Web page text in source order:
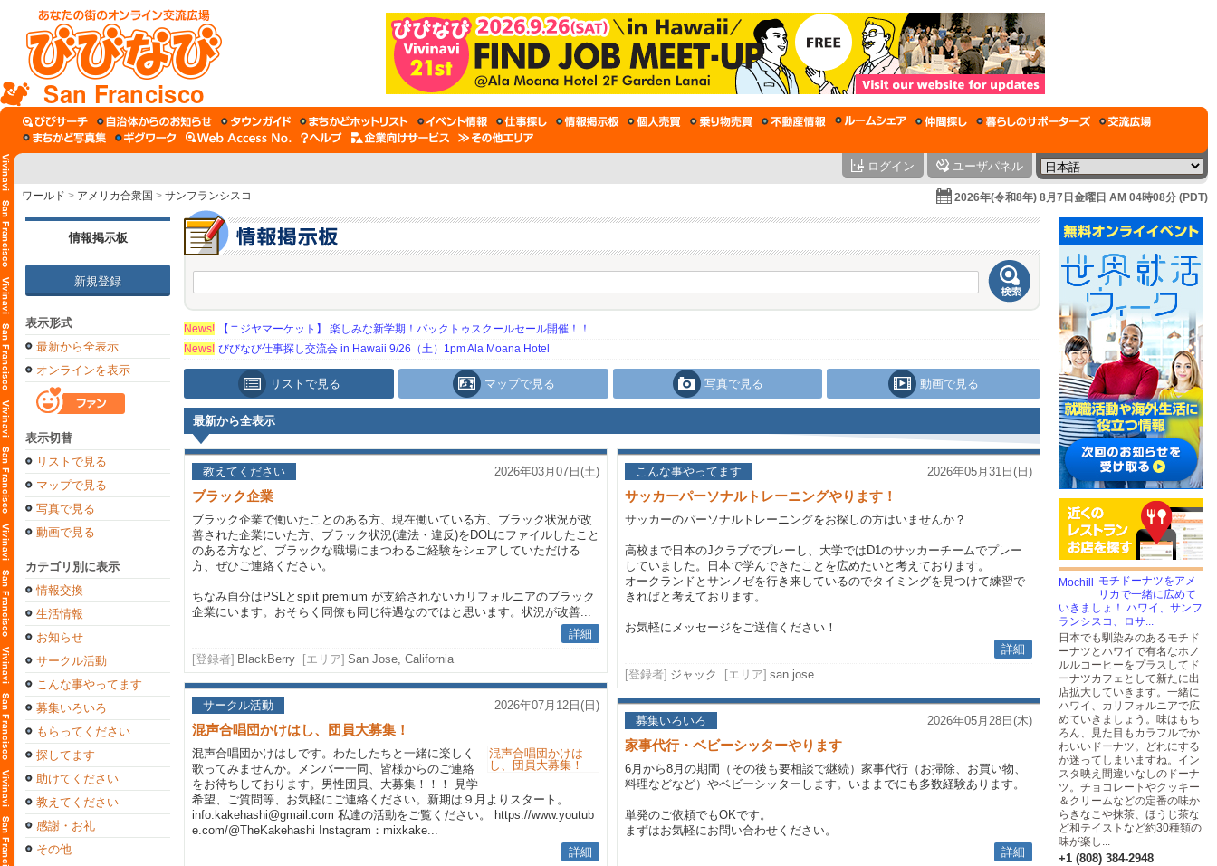
San Francisco
ログイン ユーザパネル
ワールド > アメリカ合衆国 > サンフランシスコ 2026年(令和8年) 8月7日金曜日 AM 04時08分 (PDT)
情報掲示板
新規登録
表示形式
最新から全表示
オンラインを表示
表示切替
リストで見る
マップで見る
写真で見る
動画で見る
カテゴリ別に表示
情報交換
生活情報
お知らせ
サークル活動
こんな事やってます
募集いろいろ
もらってください
探してます
助けてください
教えてください
感謝・お礼
その他
News!
【ニジヤマーケット】 楽しみな新学期！バックトゥスクールセール開催！！
News! びびなび仕事探し交流会 in Hawaii 9/26（土）1pm Ala Moana Hotel
リストで見る マップで見る 写真で見る 動画で見る
最新から全表示
教えてください 2026年03月07日(土)
ブラック企業
ブラック企業で働いたことのある方、現在働いている方、ブラック状況が改
善された企業にいた方、ブラック状況(違法・違反)をDOLにファイルしたこと
のある方など、ブラックな職場にまつわるご経験をシェアしていただける
方、ぜひご連絡ください。
ちなみ自分はPSLとsplit premium が支給されないカリフォルニアのブラック
企業にいます。おそらく同僚も同じ待遇なのではと思います。状況が改善...
詳細
[登録者] BlackBerry [エリア] San Jose, California
サークル活動 2026年07月12日(日)
混声合唱団かけはし、団員大募集！
混声合唱団かけはしです。わたしたちと一緒に楽しく
歌ってみませんか。メンバー一同、皆様からのご連絡
をお待ちしております。男性団員、大募集！！！ 見学
希望、ご質問等、お気軽にご連絡ください。新期は９月よりスタート。
info.kakehashi@gmail.com 私達の活動をご覧ください。
https://www.youtub
e.com/@TheKakehashi Instagram：mixkake...
詳細
こんな事やってます 2026年05月31日(日)
サッカーパーソナルトレーニングやります！
サッカーのパーソナルトレーニングをお探しの方はいませんか？
高校まで日本のJクラブでプレーし、大学ではD1のサッカーチームでプレー
していました。日本で学んできたことを広めたいと考えております。
オークランドとサンノゼを行き来しているのでタイミングを見つけて練習で
きればと考えております。
お気軽にメッセージをご送信ください！
詳細
[登録者] ジャック [エリア] san jose
募集いろいろ 2026年05月28日(木)
家事代行・ベビーシッターやります
6月から8月の期間（その後も要相談で継続）家事代行（お掃除、お買い物、
料理などなど）やベビーシッターします。いままでにも多数経験あります。
単発のご依頼でもOKです。
まずはお気軽にお問い合わせください。
詳細
モチドーナツをアメ
リカで一緒に広めて
いきましょ！ ハワイ、サンフ
ランシスコ、ロサ...
日本でも馴染みのあるモチド
ーナツとハワイで有名なホノ
ルルコーヒーをプラスしてド
ーナツカフェとして新たに出
店拡大していきます。一緒に
ハワイ、カリフォルニアで広
めていきましょう。味はもち
ろん、見た目もカラフルでか
わいいドーナツ。どれにする
か迷ってしまいますね。イン
スタ映え間違いなしのドーナ
ツ。チョコレートやクッキー
＆クリームなどの定番の味か
らきなこや抹茶、ほうじ茶な
ど和テイストなど約30種類の
味が楽し...
+1 (808) 384-2948